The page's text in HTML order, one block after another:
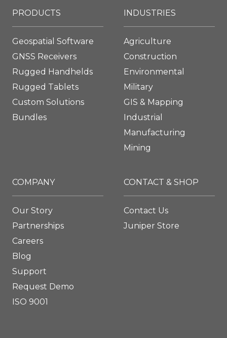
PRODUCTS
Geospatial Software
GNSS Receivers
Rugged Handhelds
Rugged Tablets
Custom Solutions
Bundles
INDUSTRIES
Agriculture
Construction
Environmental
Military
GIS & Mapping
Industrial
Manufacturing
Mining
COMPANY
Our Story
Partnerships
Careers
Blog
Support
Request Demo
ISO 9001
CONTACT & SHOP
Contact Us
Juniper Store